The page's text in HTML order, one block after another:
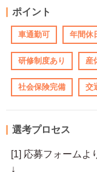
ポイント
車通勤可 年間休
研修制度あり 産
社会保険完備 交
選考プロセス
[1] 応募フォームよ
↓